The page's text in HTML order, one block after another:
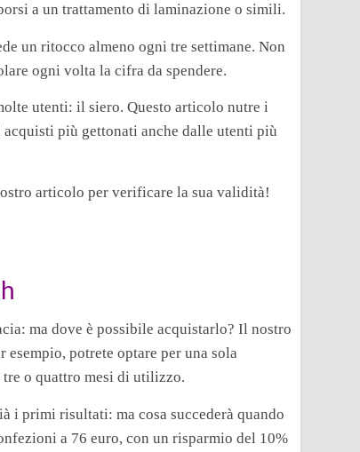
a un trattamento di laminazione o simili.
un ritocco almeno ogni tre settimane. Non
ogni volta la cifra da spendere.
utenti: il siero. Questo articolo nutre i
più gettonati anche dalle utenti più
articolo per verificare la sua validità!
ma dove è possibile acquistarlo? Il nostro
potrete optare per una sola
o quattro mesi di utilizzo.
i primi risultati: ma cosa succederà quando
a 76 euro, con un risparmio del 10%